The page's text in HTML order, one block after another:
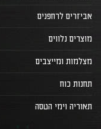
אביזרים לרחפנים
מוצרים נלווים
מצלמות ומייצבים
תחנות כוח
תאוריה וימי הטסה